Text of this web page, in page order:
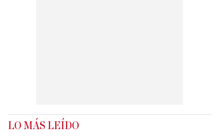
LO MÁS LEÍDO